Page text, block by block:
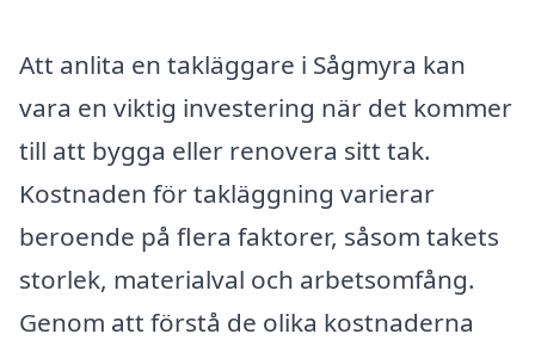
Att anlita en takläggare i Sågmyra kan
vara en viktig investering när det kommer
till att bygga eller renovera sitt tak.
Kostnaden för takläggning varierar
beroende på flera faktorer, såsom takets
storlek, materialval och arbetsomfång.
Genom att förstå de olika kostnaderna